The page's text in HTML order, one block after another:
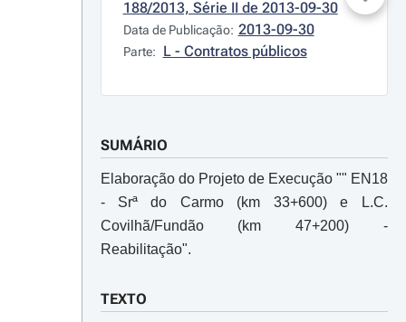
188/2013, Série II de 2013-09-30
Data de Publicação: 2013-09-30
Parte: L - Contratos públicos
SUMÁRIO
Elaboração do Projeto de Execução "" EN18
- Srª do Carmo (km 33+600) e L.C.
Covilhã/Fundão (km 47+200) -
Reabilitação".
TEXTO